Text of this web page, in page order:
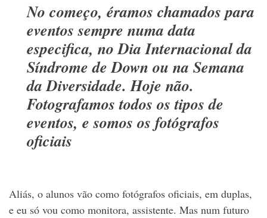
No começo, éramos chamados para
eventos sempre numa data
especifica, no Dia Internacional da
Síndrome de Down ou na Semana
da Diversidade. Hoje não.
Fotografamos todos os tipos de
eventos, e somos os fotógrafos
oficiais
Aliás, o alunos vão como fotógrafos oficiais, em duplas,
e eu só vou como monitora, assistente. Mas num futuro